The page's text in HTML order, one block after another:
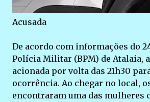
Acusada
De acordo com informações do
Polícia Militar (BPM) de Atalaia,
acionada por volta das 21h30
ocorrência. Ao chegar no local,
encontraram uma das mulheres